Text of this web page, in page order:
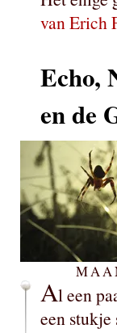
van Erich
Echo,
en de
Al een
een